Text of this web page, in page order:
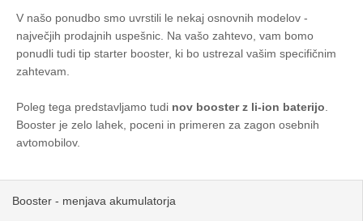
V našo ponudbo smo uvrstili le nekaj osnovnih modelov -
največjih prodajnih uspešnic. Na vašo zahtevo, vam bomo
ponudli tudi tip starter booster, ki bo ustrezal vašim specifičnim
zahtevam.
Poleg tega predstavljamo tudi nov booster z li-ion baterijo
Booster je zelo lahek, poceni in primeren za zagon osebnih
avtomobilov.
Booster - menjava akumulatorja